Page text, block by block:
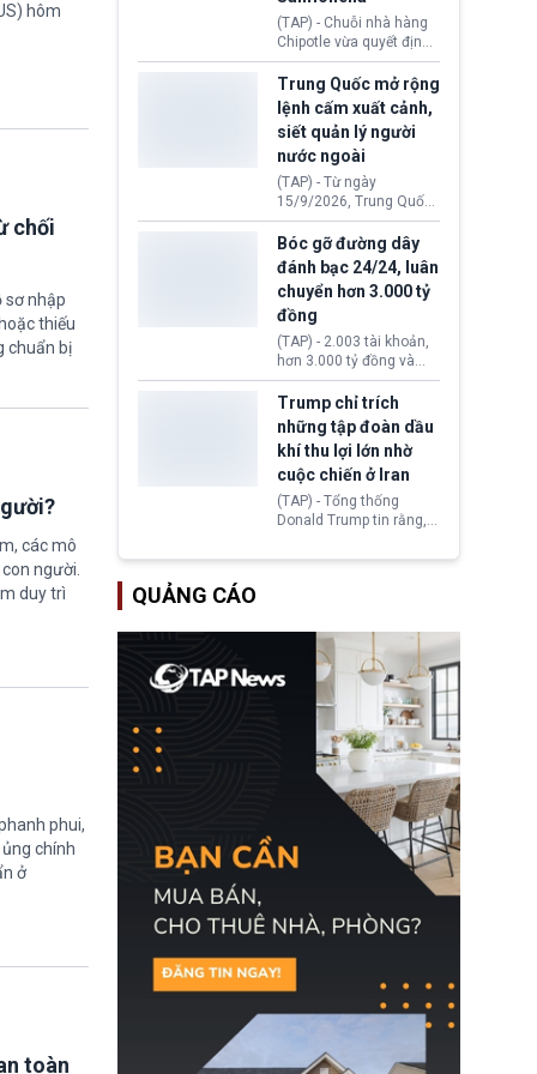
hôm
chối
sơ nhập
thiếu
chuẩn bị
các mô
người.
duy trì
phui,
chính
ở
toàn
thống Donald Trump tới
thăm địa điểm này.
(TAP) - Chuỗi nhà hàng
Chipotle vừa quyết định
loại bỏ tất cả ớt jalapeño
khỏi những cửa hàng
trên toàn lãnh thổ Hoa
Kỳ. Nguyên nhân do cơ
quan y tế nghi ngờ
nguyên liệu liên quan
đến ổ dịch Salmonella
khiến ít nhất 110 người
mắc bệnh tại bang
Minnesota.
Trung Quốc mở rộng
lệnh cấm xuất cảnh,
siết quản lý người
nước ngoài
(TAP) - Từ ngày
15/9/2026, Trung Quốc
áp dụng quy định mới về
quản lý xuất nhập cảnh.
Một hành vi vi phạm giấy
tờ, xuất nhập cảnh trái
phép hay liên quan kiểm
soát công nghệ có thể
khiến công dân Trung
Quốc đối mặt lệnh cấm
xuất cảnh kéo dài tới 3
năm. Trong khi đó, người
nước ngoài sử dụng giấy
tờ giả có nguy cơ bị từ
chối nhập cảnh hoặc
cấm vào Trung Quốc tới
5 năm.
Bóc gỡ đường dây
đánh bạc 24/24, luân
chuyển hơn 3.000 tỷ
đồng
(TAP) - 2.003 tài khoản,
hơn 3.000 tỷ đồng và
một đường dây đánh
bạc xuyên quốc gia vận
hành 24/24 giờ vừa bị
Công an TP. Hải Phòng
(Việt Nam) bóc gỡ.
Trump chỉ trích
những tập đoàn dầu
khí thu lợi lớn nhờ
cuộc chiến ở Iran
(TAP) - Tổng thống
Donald Trump tin rằng, 2
ExxonMobil và Chevron
Kỳ xảy ra xung đột ở
Iran. Trên cơ sở đó, lãnh
đạo Nhà Trắng kêu gọi
các doanh nghiệp cần
giảm giá bán cho người
tiêu dùng.
QUẢNG CÁO